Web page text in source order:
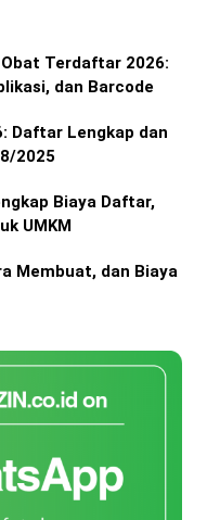
Obat Terdaftar 2026:
dan Barcode
Daftar Lengkap dan
2025
Biaya Daftar,
UMKM
Membuat, dan Biaya